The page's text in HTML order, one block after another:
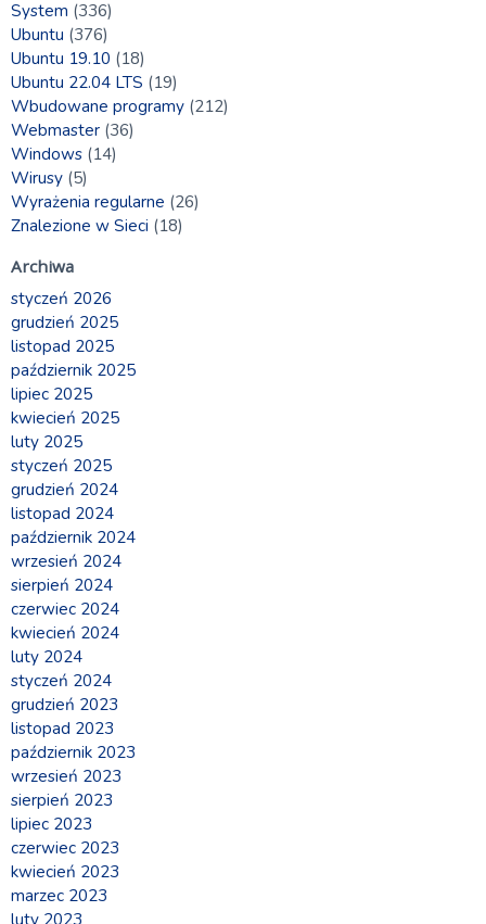
System (336)
Ubuntu (376)
Ubuntu 19.10 (18)
Ubuntu 22.04 LTS (19)
Wbudowane programy (212)
Webmaster (36)
Windows (14)
Wirusy (5)
Wyrażenia regularne (26)
Znalezione w Sieci (18)
Archiwa
styczeń 2026
grudzień 2025
listopad 2025
październik 2025
lipiec 2025
kwiecień 2025
luty 2025
styczeń 2025
grudzień 2024
listopad 2024
październik 2024
wrzesień 2024
sierpień 2024
czerwiec 2024
kwiecień 2024
luty 2024
styczeń 2024
grudzień 2023
listopad 2023
październik 2023
wrzesień 2023
sierpień 2023
lipiec 2023
czerwiec 2023
kwiecień 2023
marzec 2023
luty 2023